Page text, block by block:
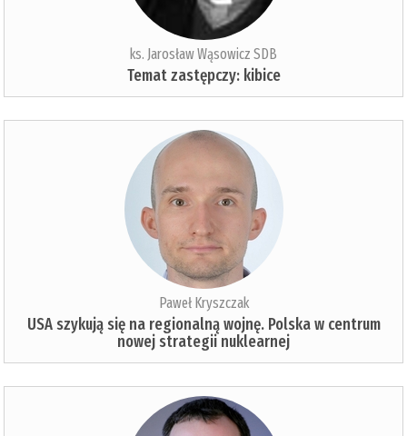
ks. Jarosław Wąsowicz SDB
Temat zastępczy: kibice
Paweł Kryszczak
USA szykują się na regionalną wojnę. Polska w centrum
nowej strategii nuklearnej